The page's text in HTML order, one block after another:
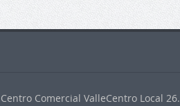
Comercial ValleCentro Local 26.